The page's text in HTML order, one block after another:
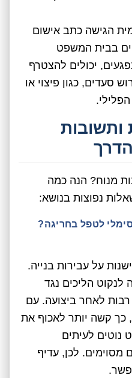
הגישה כתב אישום
בבית המשפט
יכולים להצטרף
סעדים, כגון פיצוי או
ותשובות
מנוח? הנה כמה
נפוצות בנושא:
לטפל בחריגה?
על עבירות בנייה.
לנקוט הליכים נגד
רבות לאחר ביצועה. עם
כך קשה יותר לאכוף את
נוטים לעיתים
לכן, עדיף